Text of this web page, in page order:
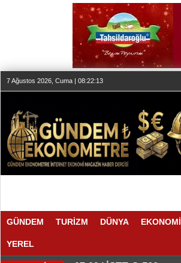
7 Ağustos 2026, Cuma | 08:22:13
GÜNDEM TURİZM DÜNYA EKONOMİ
YEREL